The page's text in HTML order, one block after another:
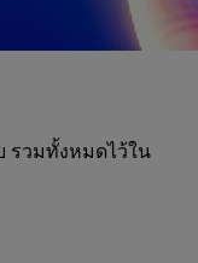
รวมทั้งหมดไว้ใน